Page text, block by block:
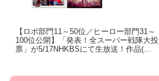
【ロボ部門11～50位／ヒーロー部門31～
100位公開】「発表！全スーパー戦隊大投
票」が5/17NHKBSにて生放送！作品(全